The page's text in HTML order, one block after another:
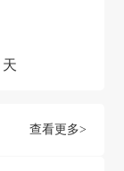
天
查看更多>